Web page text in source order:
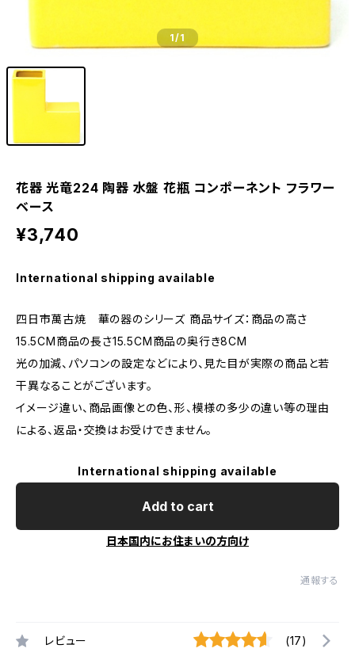
1/1
花器 光竜224 陶器 水盤 花瓶 コンポーネント フラワー
ベース
¥3,740
International shipping available
四日市萬古焼 華の器のシリーズ 商品サイズ：商品の高さ
15.5CM商品の長さ15.5CM商品の奥行き8CM
光の加減、パソコンの設定などにより、見た目が実際の商品と若
干異なることがございます。
イメージ違い、商品画像との色、形、模様の多少の違い等の理由
による、返品・交換はお受けできません。
International shipping available
Add to cart
日本国内にお住まいの方向け
通報する
レビュー (17)